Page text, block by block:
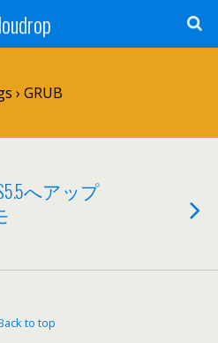
› GRUB
へアップ
to top